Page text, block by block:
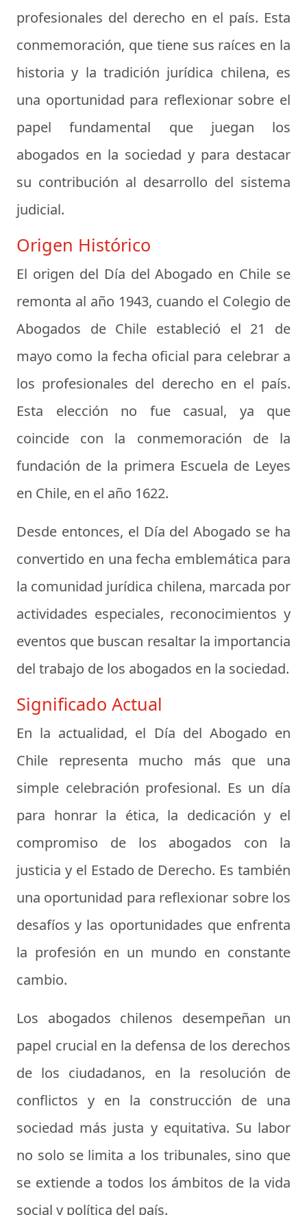
profesionales del derecho en el país. Esta
conmemoración, que tiene sus raíces en la
historia y la tradición jurídica chilena, es
una oportunidad para reflexionar sobre el
papel fundamental que juegan los
abogados en la sociedad y para destacar
su contribución al desarrollo del sistema
judicial.
Origen Histórico
El origen del Día del Abogado en Chile se
remonta al año 1943, cuando el Colegio de
Abogados de Chile estableció el 21 de
mayo como la fecha oficial para celebrar a
los profesionales del derecho en el país.
Esta elección no fue casual, ya que
coincide con la conmemoración de la
fundación de la primera Escuela de Leyes
en Chile, en el año 1622.
Desde entonces, el Día del Abogado se ha
convertido en una fecha emblemática para
la comunidad jurídica chilena, marcada por
actividades especiales, reconocimientos y
eventos que buscan resaltar la importancia
del trabajo de los abogados en la sociedad.
Significado Actual
En la actualidad, el Día del Abogado en
Chile representa mucho más que una
simple celebración profesional. Es un día
para honrar la ética, la dedicación y el
compromiso de los abogados con la
justicia y el Estado de Derecho. Es también
una oportunidad para reflexionar sobre los
desafíos y las oportunidades que enfrenta
la profesión en un mundo en constante
cambio.
Los abogados chilenos desempeñan un
papel crucial en la defensa de los derechos
de los ciudadanos, en la resolución de
conflictos y en la construcción de una
sociedad más justa y equitativa. Su labor
no solo se limita a los tribunales, sino que
se extiende a todos los ámbitos de la vida
social y política del país.